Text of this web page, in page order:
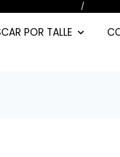
/ SALE
POR TALLE